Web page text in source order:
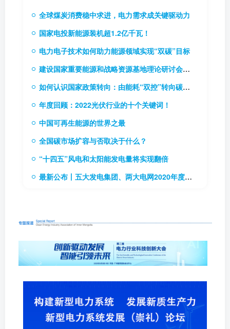
全球煤炭消费稳中求进，电力需求成关键驱动力
国家电投新能源装机超1.2亿千瓦！
电力电子技术如何助力能源领域实现“双碳”目标
建设国家重要能源和战略资源基地理论研讨会召开
如何认识国家政策转向：由能耗“双控”转向碳排放“双控”
年度回顾：2022光伏行业的十个关键词！
中国可再生能源的世界之最
全国碳市场扩容与否取决于什么？
“十四五”风电和太阳能发电量将实现翻倍
最新公布丨五大发电集团、两大电网2020年度企业负责人薪酬情况披露